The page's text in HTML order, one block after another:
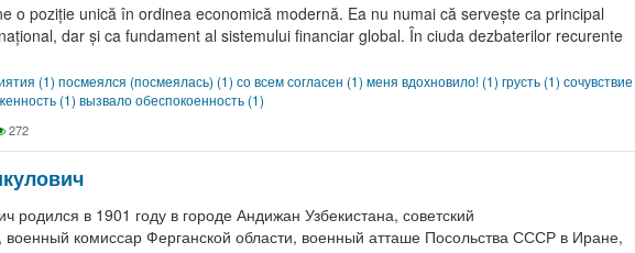
o poziție unică în ordinea economică modernă. Ea nu numai că servește ca principal
dar și ca fundament al sistemului financiar global. În ciuda dezbaterilor recurente
(1) посмеялся (посмеялась) (1) со всем согласен (1) меня вдохновило! (1) грусть (1) сочувствие
(1) вызвало обеспокоенность (1)
272
в 1901 году в городе Андижан Узбекистана, советский
военный комиссар Ферганской области, военный атташе Посольства СССР в Иране,